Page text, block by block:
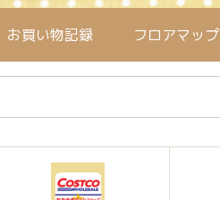
お買い物記録 フロアマップ